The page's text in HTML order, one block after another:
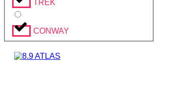
TREK
CONWAY